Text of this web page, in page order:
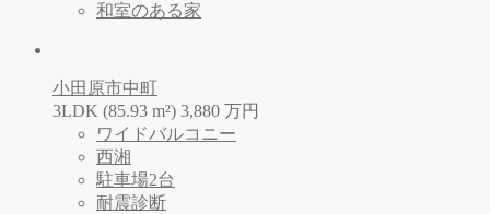
和室のある家
小田原市中町
3LDK (85.93 m²) 3,880 万円
ワイドバルコニー
西湘
駐車場2台
耐震診断